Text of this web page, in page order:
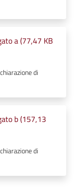
a (77,47 KB
di
b (157,13
di